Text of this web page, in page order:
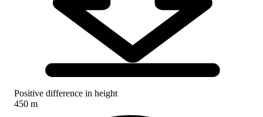
Positive difference in height
450 m